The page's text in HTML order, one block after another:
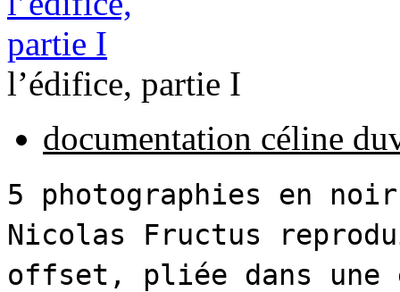
l’édifice, partie I
documentation céline
5 photographies en
Nicolas Fructus
offset, pliée dans une